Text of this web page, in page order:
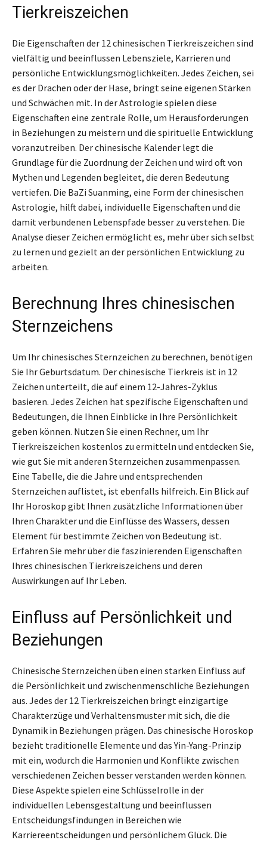
Tierkreiszeichen
Die Eigenschaften der 12 chinesischen Tierkreiszeichen sind
vielfältig und beeinflussen Lebensziele, Karrieren und
persönliche Entwicklungsmöglichkeiten. Jedes Zeichen, sei
es der Drachen oder der Hase, bringt seine eigenen Stärken
und Schwächen mit. In der Astrologie spielen diese
Eigenschaften eine zentrale Rolle, um Herausforderungen
in Beziehungen zu meistern und die spirituelle Entwicklung
voranzutreiben. Der chinesische Kalender legt die
Grundlage für die Zuordnung der Zeichen und wird oft von
Mythen und Legenden begleitet, die deren Bedeutung
vertiefen. Die BaZi Suanming, eine Form der chinesischen
Astrologie, hilft dabei, individuelle Eigenschaften und die
damit verbundenen Lebenspfade besser zu verstehen. Die
Analyse dieser Zeichen ermöglicht es, mehr über sich selbst
zu lernen und gezielt an der persönlichen Entwicklung zu
arbeiten.
Berechnung Ihres chinesischen
Sternzeichens
Um Ihr chinesisches Sternzeichen zu berechnen, benötigen
Sie Ihr Geburtsdatum. Der chinesische Tierkreis ist in 12
Zeichen unterteilt, die auf einem 12-Jahres-Zyklus
basieren. Jedes Zeichen hat spezifische Eigenschaften und
Bedeutungen, die Ihnen Einblicke in Ihre Persönlichkeit
geben können. Nutzen Sie einen Rechner, um Ihr
Tierkreiszeichen kostenlos zu ermitteln und entdecken Sie,
wie gut Sie mit anderen Sternzeichen zusammenpassen.
Eine Tabelle, die die Jahre und entsprechenden
Sternzeichen auflistet, ist ebenfalls hilfreich. Ein Blick auf
Ihr Horoskop gibt Ihnen zusätzliche Informationen über
Ihren Charakter und die Einflüsse des Wassers, dessen
Element für bestimmte Zeichen von Bedeutung ist.
Erfahren Sie mehr über die faszinierenden Eigenschaften
Ihres chinesischen Tierkreiszeichens und deren
Auswirkungen auf Ihr Leben.
Einfluss auf Persönlichkeit und
Beziehungen
Chinesische Sternzeichen üben einen starken Einfluss auf
die Persönlichkeit und zwischenmenschliche Beziehungen
aus. Jedes der 12 Tierkreiszeichen bringt einzigartige
Charakterzüge und Verhaltensmuster mit sich, die die
Dynamik in Beziehungen prägen. Das chinesische Horoskop
bezieht traditionelle Elemente und das Yin-Yang-Prinzip
mit ein, wodurch die Harmonien und Konflikte zwischen
verschiedenen Zeichen besser verstanden werden können.
Diese Aspekte spielen eine Schlüsselrolle in der
individuellen Lebensgestaltung und beeinflussen
Entscheidungsfindungen in Bereichen wie
Karriereentscheidungen und persönlichem Glück. Die